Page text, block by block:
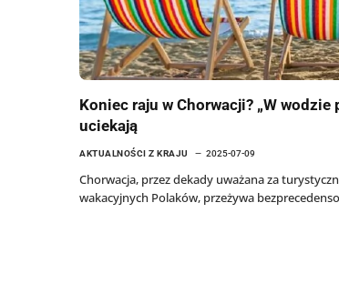
Koniec raju w Chorwacji? „W
uciekają
AKTUALNOŚCI Z KRAJU 2025-07-09
Chorwacja, przez dekady uważana za
wakacyjnych Polaków, przeżywa